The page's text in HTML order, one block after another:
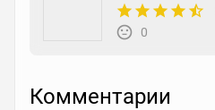
0
Комментарии